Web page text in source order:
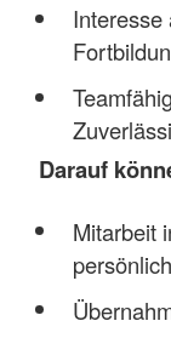
Interesse
Darauf
Mitarbeit